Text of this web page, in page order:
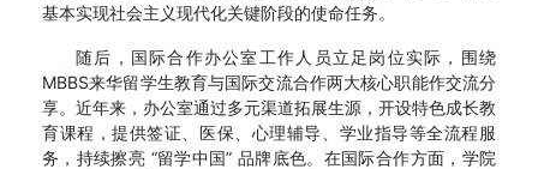
基本实现社会主义现代化关键阶段的使命任务。
随后，国际合作办公室工作人员立足岗位实际，围绕
MBBS来华留学生教育与国际交流合作两大核心职能作交流分
享。近年来，办公室通过多元渠道拓展生源，开设特色成长教
育课程，提供签证、医保、心理辅导、学业指导等全流程服
务，持续擦亮 “留学中国” 品牌底色。在国际合作方面，学院